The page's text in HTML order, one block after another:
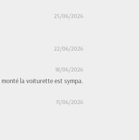
25/06/2026
22/06/2026
18/06/2026
monté la voiturette est sympa.
11/06/2026